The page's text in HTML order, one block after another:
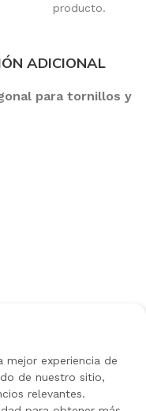
producto.
ADICIONAL
para tornillos y
los derechos
mejor experiencia de
de nuestro sitio,
relevantes.